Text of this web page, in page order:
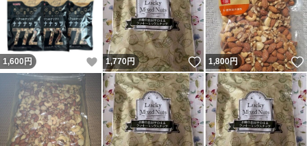
1,600 円 いいね！
1,770円 いいね！
1,800円